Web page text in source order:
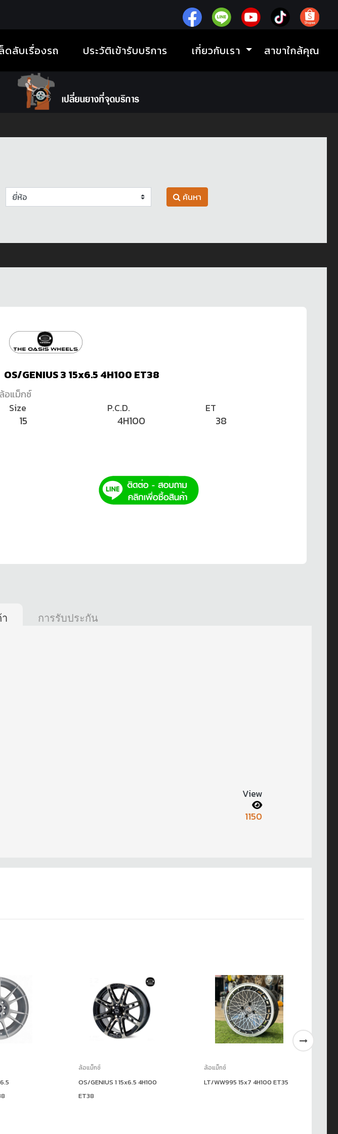
ดลับเรื่องรถ ประวัติเข้ารับบริการ เกี่ยวกับเรา สาขาใกล้คุณ
ค้นหา
OS/GENIUS 3 15x6.5 4H100 ET38
ล้อแม็กซ์
Size
15
P.C.D.
4H100
ET
38
การรับประกัน
View
1150
ล้อแม็กซ์
OS/GENIUS 1 15x6.5 4H100
ET38
ล้อแม็กซ์
LT/WW995 15x7 4H100 ET35